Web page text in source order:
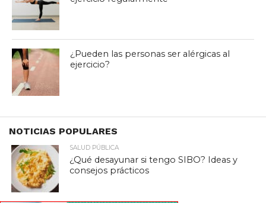
¿Pueden las personas ser alérgicas al
ejercicio?
NOTICIAS POPULARES
SALUD PÚBLICA
¿Qué desayunar si tengo SIBO? Ideas y
consejos prácticos